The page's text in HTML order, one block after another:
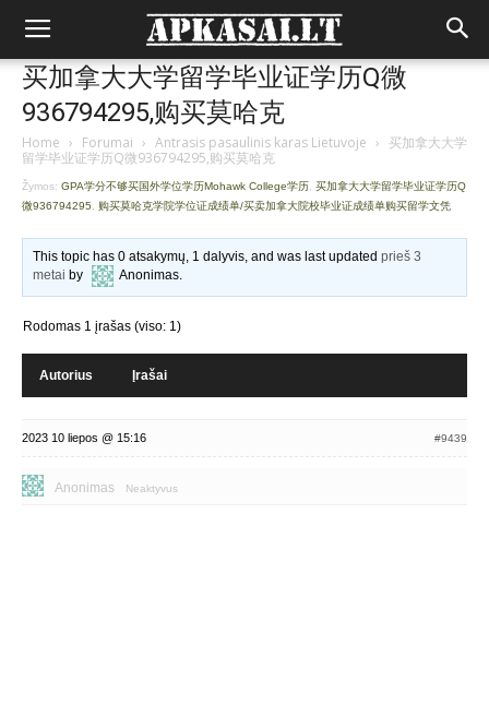
买加拿大大学留学毕业证学历Q微
936794295,购买莫哈克
Home › Forumai › Antrasis pasaulinis karas Lietuvoje › 买加拿大大学
留学毕业证学历Q微936794295,购买莫哈克
Žymos: GPA学分不够买国外学位学历Mohawk College学历 买加拿大大学留学毕业证学历Q
微936794295
购买莫哈克学院学位证成绩单/买卖加拿大院校毕业证成绩单购买留学文凭
This topic has 0 atsakymų, 1 dalyvis, and was last updatedprieš 3
metai by Anonimas.
Rodomas 1 įrašas (viso: 1)
Autorius Įrašai
2023 10 liepos @ 15:16 #9439
Anonimas Neaktyvus